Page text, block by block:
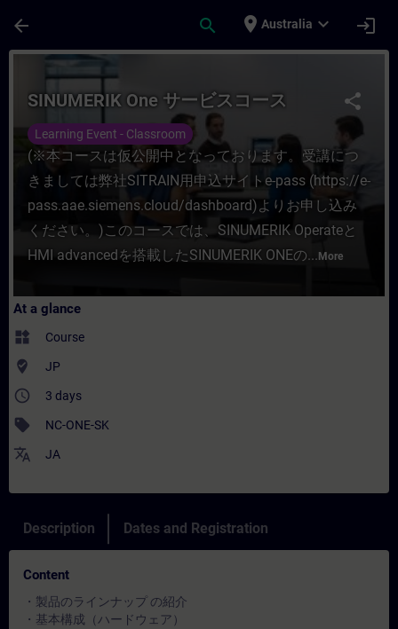
arrow_back search place Australia expand_more login
Course - SINUMERIK One サービスコ
share
SINUMERIK One サービスコース
Learning Event - Classroom
(※本コースは仮公開中となっております。受講につ
きましては弊社SITRAIN用申込サイトe-pass (https://e-
pass.aae.siemens.cloud/dashboard)よりお申し込み
ください。)このコースでは、SINUMERIK Operateと
HMI advancedを搭載したSINUMERIK ONEの... More
At a glance
widgets Course
where_to_vote JP
access_time 3 days
sell NC-ONE-SK
translate JA
Description Dates and Registration
Content
・製品のラインナップ の紹介
・基本構成（ハードウェア）